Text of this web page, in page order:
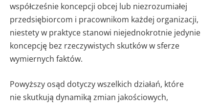
współcześnie koncepcji obcej lub niezrozumiałej
przedsiębiorcom i pracownikom każdej organizacji,
niestety w praktyce stanowi niejednokrotnie jedynie
koncepcję bez rzeczywistych skutków w sferze
wymiernych faktów.
Powyższy osąd dotyczy wszelkich działań, które
nie skutkują dynamiką zmian jakościowych,